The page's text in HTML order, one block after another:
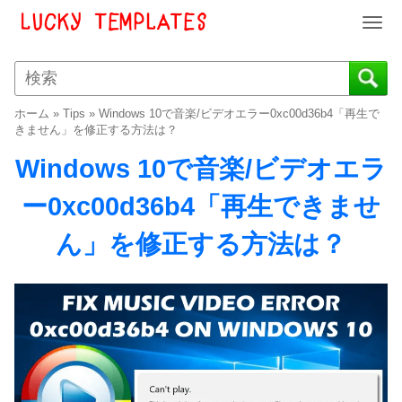
T
g
g
e
a
v
i
g
i
ホーム » Tips » Windows 10で音楽/ビデオエラー0xc00d36b4「再生で
きません」を修正する方法は？
Windows 10で音楽/ビデオエラ
ー0xc00d36b4「再生できませ
ん」を修正する方法は？